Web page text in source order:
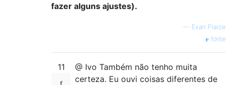
fazer alguns ajustes).
— Evan Plaice
fonte
11
@ Ivo Também não tenho muita
certeza. Eu ouvi coisas diferentes de